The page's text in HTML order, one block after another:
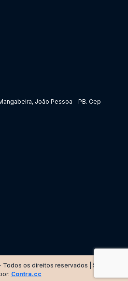
João Pessoa - PB. Cep
os direitos reservados | Site criado
Contra.cc